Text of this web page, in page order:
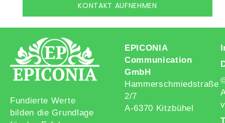
KONTAKT AUFNEHMEN
Fundierte Werte
bilden die Grundlage
EPICONIA
Communication
GmbH
Hammerschmiedstraße
2/7
A-6370 Kitzbühel